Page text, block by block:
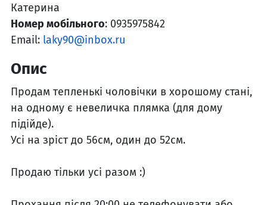
Катерина
Номер мобільного: 0935975842
Email: laky90@inbox.ru
Опис
Продам тепленькі чоловічки в хорошому стані,
на одному є невеличка плямка (для дому
підійде).
Усі на зріст до 56см, один до 52см.
Продаю тільки усі разом :)